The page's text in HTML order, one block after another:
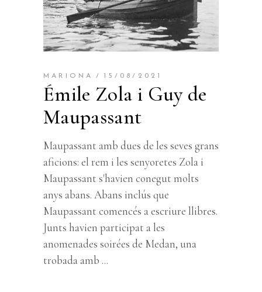
MARIONA 15/08/2021
Émile Zola i Guy de
Maupassant
Maupassant amb dues de les seves grans
aficions: el rem i les senyoretes Zola i
Maupassant s'havien conegut molts
anys abans. Abans inclús que
Maupassant comencés a escriure llibres.
Junts havien participat a les
anomenades soirées de Medan, una
trobada amb